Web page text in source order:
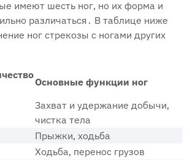
имеют шесть ног‚ но их форма и
различаться․ В таблице ниже
ног стрекозы с ногами других
Основные функции ног
Захват и удержание добычи‚
чистка тела
Прыжки‚ ходьба
Ходьба‚ перенос грузов